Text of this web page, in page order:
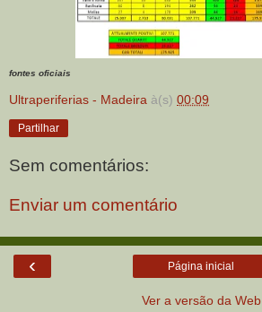
fontes oficiais
Ultraperiferias - Madeira à(s) 00:09
Partilhar
Sem comentários:
Enviar um comentário
‹ Página inicial
Ver a versão da Web